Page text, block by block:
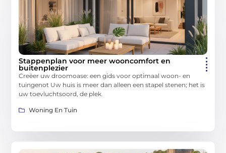
Stappenplan voor meer wooncomfort en
buitenplezier
Creëer uw droomoase: een gids voor optimaal woon- en
tuingenot Uw huis is meer dan alleen een stapel stenen; het is
uw toevluchtsoord, de plek
Woning En Tuin